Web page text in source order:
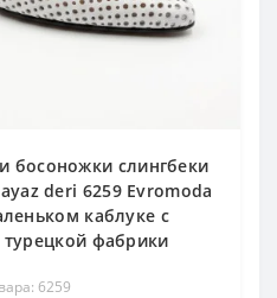
босоножки слингбеки
deri 6259 Evromoda
каблуке с
фабрики
6259